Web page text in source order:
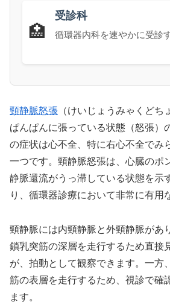
🏥
受診科
循環器内科を速やかに受診
頸静脈怒張 （けいじょうみゃくど
ぱんぱんに張っている状態（怒張）
の症状は心不全、特に右心不全でみ
一つです。頸静脈怒張は、心臓のポ
静脈還流がうっ滞している状態を示
り、循環器診療において非常に有用
頸静脈には内頸静脈と外頸静脈があ
鎖乳突筋の深層を走行するため直接
が、拍動として観察できます。一方
筋の表層を走行するため、視診で確
ます。